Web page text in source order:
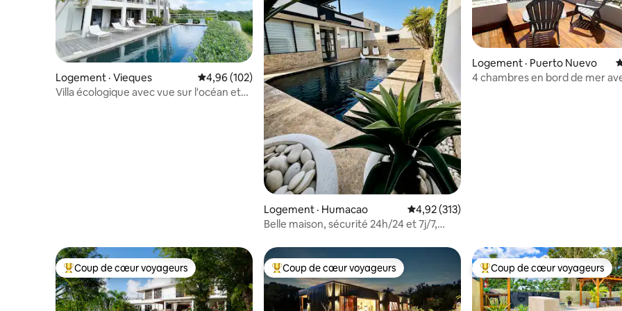
Logement · Vieques Note moyenne de 4,96 sur 5, 102 commentaires
4,96 (102)
Villa écologique avec vue sur l'océan et
Logement · Humacao Note moyenne de 4,92 sur 5, 313
4,92 (313)
Belle maison, sécurité 24h/24 et 7j/7,
Logement · Puerto Nuevo
4 chambres en bord de mer
Coup de cœur voyageurs parmi les plus aimés
Coup de cœur voyageurs Coup de cœur voyageurs parmi les plus aimés
Coup de cœur voyageurs Coup de cœur voyageurs
Coup de cœur voyageurs